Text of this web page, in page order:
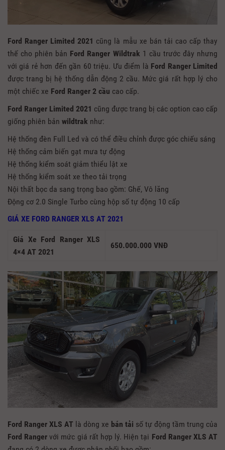
Ford Ranger Limited 2021 cũng là mẫu xe bán tải cao cấp thay
thế cho phiên bản Ford Ranger Wildtrak 1 cầu trước đây nhưng
với giá rẻ hơn đến gần 60 triệu. Ưu điểm là Ford Ranger Limited
được trang bị hệ thống dẫn động 2 cầu. Mức giá rất hợp lý cho
một chiếc xe Ford Ranger 2 cầu cao cấp.
Ford Ranger Limited 2021 cũng được trang bị các option cao cấp
giống phiên bản wildtrak như:
Hệ thống đèn Full Led và có thể điều chỉnh được góc chiếu sáng
Hệ thống cảm biến gạt mưa tự động
Hệ thống kiểm soát giảm thiểu lật xe
Hệ thống kiểm soát xe theo tải trọng
Nội thất bọc da sang trọng bao gồm: Ghế, Vô lăng
Động cơ 2.0 Single Turbo cùng hộp số tự động 10 cấp
GIÁ XE FORD RANGER XLS AT 2021
Giá Xe Ford Ranger XLS
4×4 AT 2021
650.000.000 VNĐ
Ford Ranger XLS AT là dòng xe bán tải số tự động tầm trung của
Ford Ranger với mức giá rất hợp lý. Hiện tại Ford Ranger XLS AT